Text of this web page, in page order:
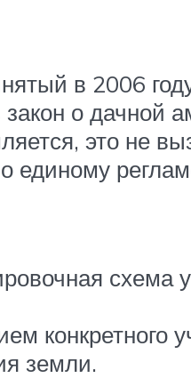
в 2006
о дачной
это не
единому
схема
конкретного
земли.